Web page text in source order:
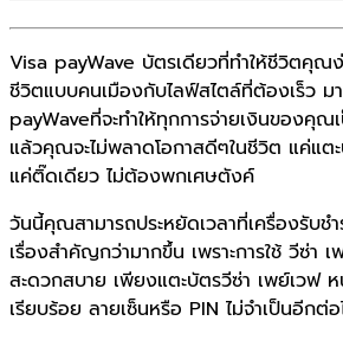
Visa payWave บัตรเดียวที่ทำให้ชีวิตคุณ
ชีวิตแบบคนเมืองกับไลฟ์สไตล์ที่ต้องเร็ว ม
payWaveที่จะทำให้ทุกการจ่ายเงินของคุณ
แล้วคุณจะไม่พลาดโอกาสดีๆในชีวิต แค่แต
แค่ติ๊ดเดียว ไม่ต้องพกเศษตังค์
วันนี้คุณสามารถประหยัดเวลาที่เครื่องรับชำ
เรื่องสำคัญกว่ามากขึ้น เพราะการใช้ วีซ่า
สะดวกสบาย เพียงแตะบัตรวีซ่า เพย์เวฟ
เรียบร้อย ลายเซ็นหรือ PIN ไม่จำเป็นอีกต่อ